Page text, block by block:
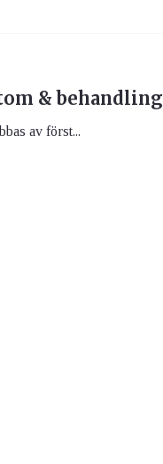
& behandling
av först...